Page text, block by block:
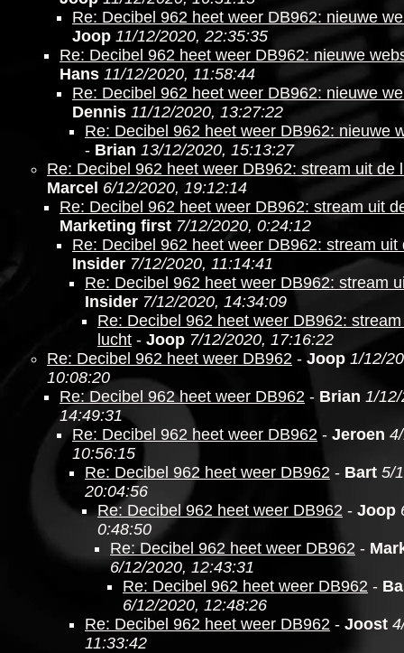
Re: Decibel 962 heet weer DB962: nieuwe
Joop 11/12/2020, 22:35:35
Re: Decibel 962 heet weer DB962: nieuwe
Hans 11/12/2020, 11:58:44
Re: Decibel 962 heet weer DB962: nieuwe
Dennis 11/12/2020, 13:27:22
Re: Decibel 962 heet weer DB962: nieuwe
- Brian 13/12/2020, 15:13:27
Re: Decibel 962 heet weer DB962: stream uit de
Marcel 6/12/2020, 19:12:14
Re: Decibel 962 heet weer DB962: stream uit
Marketing first 7/12/2020, 0:24:12
Re: Decibel 962 heet weer DB962: stream uit
Insider 7/12/2020, 11:14:41
Re: Decibel 962 heet weer DB962: stream
Insider 7/12/2020, 14:34:09
Re: Decibel 962 heet weer DB962:
lucht - Joop 7/12/2020, 17:16:22
Re: Decibel 962 heet weer DB962 - Joop 1/12/
10:08:20
Re: Decibel 962 heet weer DB962 - Brian 1/
14:49:31
Re: Decibel 962 heet weer DB962 - Jeroen
10:56:15
Re: Decibel 962 heet weer DB962 - Bart 5/
20:04:56
Re: Decibel 962 heet weer DB962 - Joop
0:48:50
Re: Decibel 962 heet weer DB962 -
6/12/2020, 12:43:31
Re: Decibel 962 heet weer DB962 -
6/12/2020, 12:48:26
Re: Decibel 962 heet weer DB962 - Joost
11:33:42